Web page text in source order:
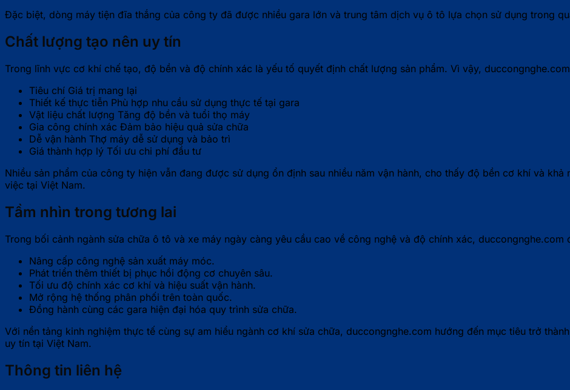
Đặc biệt, dòng máy tiện đĩa thắng của công ty đã được nhiều gara lớn và trung tâm dịch vụ ô tô lựa chọn sử dụng trong
Chất lượng tạo nên uy tín
Trong lĩnh vực cơ khí chế tạo, độ bền và độ chính xác là yếu tố quyết định chất lượng sản phẩm. Vì vậy,
Tiêu chí Giá trị mang lại
Thiết kế thực tiễn Phù hợp nhu cầu sử dụng thực tế tại gara
Vật liệu chất lượng Tăng độ bền và tuổi thọ máy
Gia công chính xác Đảm bảo hiệu quả sửa chữa
Dễ vận hành Thợ máy dễ sử dụng và bảo trì
Giá thành hợp lý Tối ưu chi phí đầu tư
Nhiều sản phẩm của công ty hiện vẫn đang được sử dụng ổn định sau nhiều năm vận hành, cho thấy độ bền cơ khí và
việc tại Việt Nam.
Tầm nhìn trong tương lai
Trong bối cảnh ngành sửa chữa ô tô và xe máy ngày càng yêu cầu cao về công nghệ và độ chính xác, duccongnghe.com
Nâng cấp công nghệ sản xuất máy móc.
Phát triển thêm thiết bị phục hồi động cơ chuyên sâu.
Tối ưu độ chính xác cơ khí và hiệu suất vận hành.
Mở rộng hệ thống phân phối trên toàn quốc.
Đồng hành cùng các gara hiện đại hóa quy trình sửa chữa.
Với nền tảng kinh nghiệm thực tế cùng sự am hiểu ngành cơ khí sửa chữa, duccongnghe.com hướng đến mục tiêu trở
uy tín tại Việt Nam.
Thông tin liên hệ